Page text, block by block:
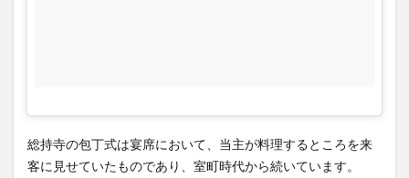
総持寺の包丁式は宴席において、当主が料理するところを来
客に見せていたものであり、室町時代から続いています。